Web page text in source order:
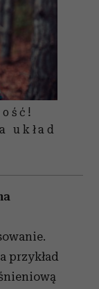
układ
przykład